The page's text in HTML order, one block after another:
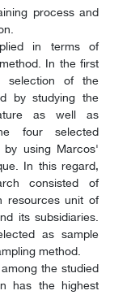
process and
in terms of
In the first
of the
by studying the
as well as
four selected
using Marcos'
In this regard,
consisted of
resources unit of
its subsidiaries.
as sample
method.
the studied
has the highest